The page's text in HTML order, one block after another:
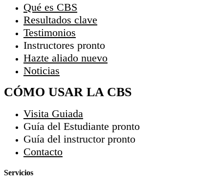
Qué es CBS
Resultados clave
Testimonios
Instructores pronto
Hazte aliado nuevo
Noticias
CÓMO USAR LA CBS
Visita Guiada
Guía del Estudiante pronto
Guía del instructor pronto
Contacto
Servicios